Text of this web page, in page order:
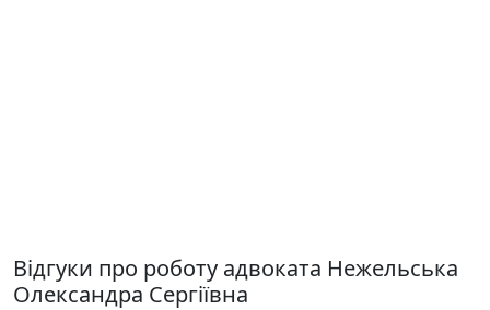
Відгуки про роботу адвоката Нежельська
Олександра Сергіївна